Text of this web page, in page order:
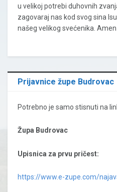
u velikoj potrebi duhovnih
zagovaraj nas kod svog sina
našeg velikog svećenika. Amen
Prijavnice župe Budrovac
Potrebno je samo stisnuti na
Župa Budrovac
Upisnica za prvu pričest:
https://www.e-zupe.com/